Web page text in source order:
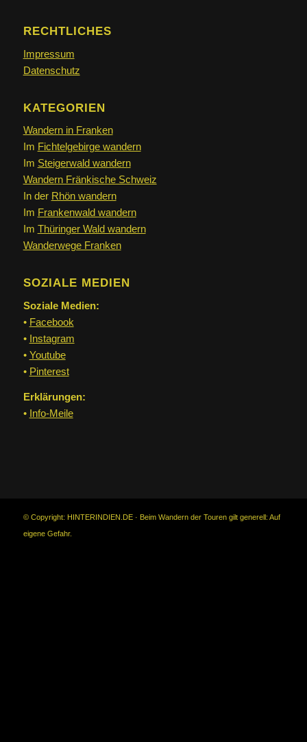
RECHTLICHES
Impressum
Datenschutz
KATEGORIEN
Wandern in Franken
Im Fichtelgebirge wandern
Im Steigerwald wandern
Wandern Fränkische Schweiz
In der Rhön wandern
Im Frankenwald wandern
Im Thüringer Wald wandern
Wanderwege Franken
SOZIALE MEDIEN
Soziale Medien:
• Facebook
• Instagram
• Youtube
• Pinterest
Erklärungen:
• Info-Meile
© Copyright: HINTERINDIEN.DE · Beim Wandern der Touren gilt generell: Auf
eigene Gefahr.